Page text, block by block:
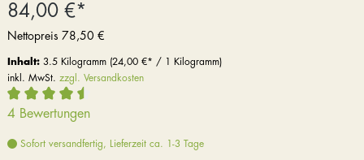
84,00 €*
Nettopreis 78,50 €
Inhalt: 3.5 Kilogramm (24,00 €* / 1 Kilogramm)
inkl. MwSt. zzgl. Versandkosten
4 Bewertungen
Sofort versandfertig, Lieferzeit ca. 1-3 Tage